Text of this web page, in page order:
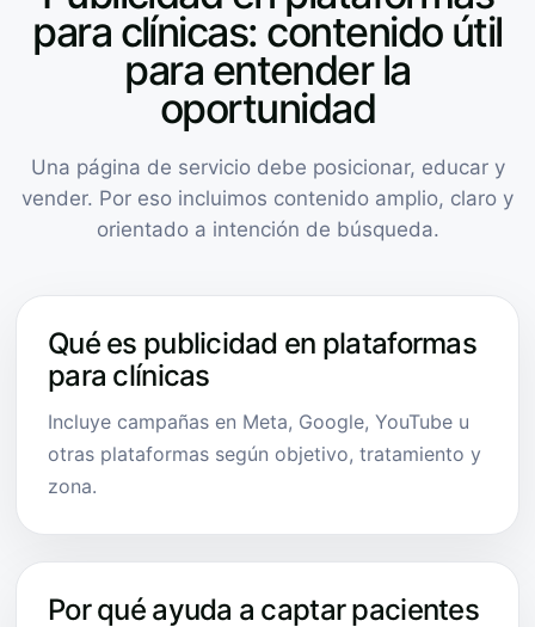
para clínicas: contenido útil
para entender la
oportunidad
Una página de servicio debe posicionar, educar y
vender. Por eso incluimos contenido amplio, claro y
orientado a intención de búsqueda.
Qué es publicidad en plataformas
para clínicas
Incluye campañas en Meta, Google, YouTube u
otras plataformas según objetivo, tratamiento y
zona.
Por qué ayuda a captar pacientes